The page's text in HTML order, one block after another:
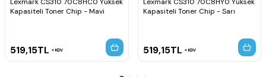
Kapasiteli Toner Chip - Mavi
519,15TL KDV
Kapasiteli Toner Chip - Sarı
519,15TL KDV